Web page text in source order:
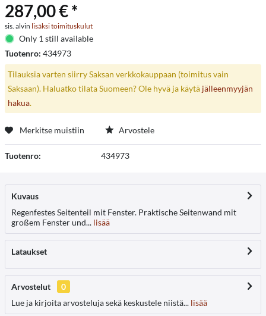
287,00 € *
sis. alvin lisäksi toimituskulut
Only 1 still available
Tuotenro: 434973
Tilauksia varten siirry Saksan verkkokauppaan (toimitus vain
Saksaan). Haluatko tilata Suomeen? Ole hyvä ja käytä jälleenmyyjän
hakua.
Merkitse muistiin Arvostele
Tuotenro: 434973
Kuvaus
Regenfestes Seitenteil mit Fenster. Praktische Seitenwand mit
großem Fenster und... lisää
Lataukset
Arvostelut
0
Lue ja kirjoita arvosteluja sekä keskustele niistä... lisää